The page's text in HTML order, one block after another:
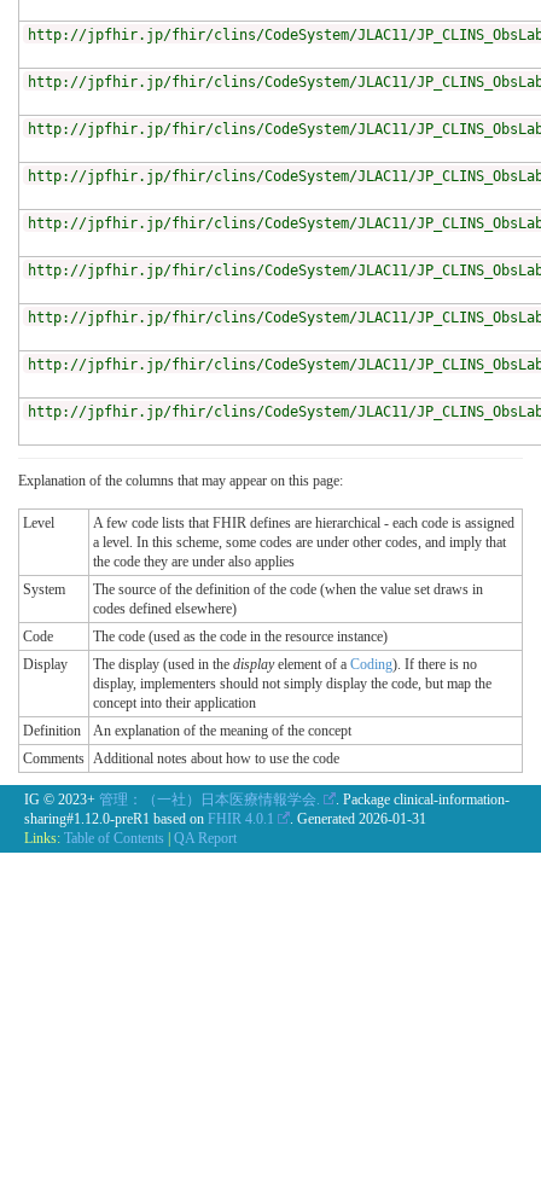
http://jpfhir.jp/fhir/clins/CodeSystem/JLAC11/
http://jpfhir.jp/fhir/clins/CodeSystem/JLAC11/
http://jpfhir.jp/fhir/clins/CodeSystem/JLAC11/
http://jpfhir.jp/fhir/clins/CodeSystem/JLAC11/
http://jpfhir.jp/fhir/clins/CodeSystem/JLAC11/
http://jpfhir.jp/fhir/clins/CodeSystem/JLAC11/
http://jpfhir.jp/fhir/clins/CodeSystem/JLAC11/
http://jpfhir.jp/fhir/clins/CodeSystem/JLAC11/
http://jpfhir.jp/fhir/clins/CodeSystem/JLAC11/
Explanation of the columns that may appear on this page:
Level
A few code lists that FHIR defines are hierarchical - each code is assigned
a level. In this scheme, some codes are under other codes, and imply that
the code they are under also applies
System
The source of the definition of the code (when the value set draws in
codes defined elsewhere)
Code
The code (used as the code in the resource instance)
Display
The display (used in the displayelement of a Coding). If there is no
display, implementers should not simply display the code, but map the
concept into their application
Definition
An explanation of the meaning of the concept
Comments Additional notes about how to use the code
IG © 2023+ 管理：（一社）日本医療情報学会.
. Package clinical-information-
sharing#1.12.0-preR1 based on FHIR 4.0.1 . Generated 2026-01-31
Links: Table of Contents QA Report